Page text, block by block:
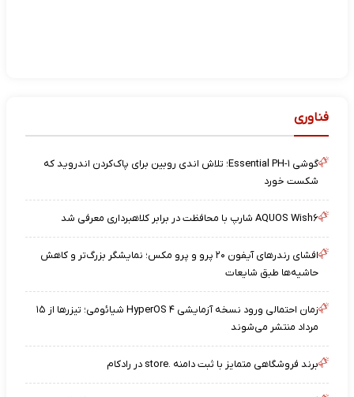
فناوری
گوشی Essential PH-۱؛ تلاش اندی روبین برای پاک‌کردن اندروید که
شکست خورد
AQUOS Wish۶ شارپ با محافظت در برابر کلاهبرداری معرفی شد
افشای رندرهای آیفون ۲۰ پرو و پرو مکس؛ نمایشگر بزرگ‌تر و کاهش
حاشیه‌ها طبق شایعات
زمان احتمالی ورود نسخه آزمایشی HyperOS ۴ شیائومی؛ تیزرها از ۱۵
مرداد منتشر می‌شوند
برند فروشگاهی متمایز با ثبت دامنه .store در رادکام